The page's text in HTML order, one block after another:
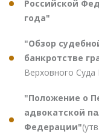
Российской
года"
"Обзор
банкротстве
Верховного Суда
"Положение о
адвокатской
Федерации"